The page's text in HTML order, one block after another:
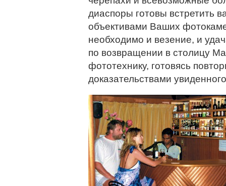
диаспоры готовы встретить
объективами Ваших
необходимо и везение, и
по возвращении в столицу
фототехнику, готовясь
доказательствами